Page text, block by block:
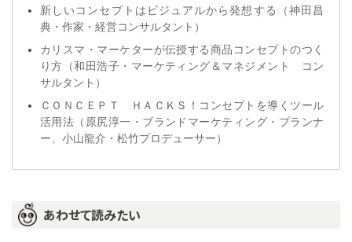
新しいコンセプトはビジュアルから発想する（神田昌
典・作家・経営コンサルタント）
カリスマ・マーケターが伝授する商品コンセプトのつく
り方（和田浩子・マーケティング＆マネジメント コン
サルタント）
ＣＯＮＣＥＰＴ ＨＡＣＫＳ！コンセプトを導くツール
活用法（原尻淳一・ブランドマーケティング・プランナ
ー、小山龍介・松竹プロデューサー）
あわせて読みたい